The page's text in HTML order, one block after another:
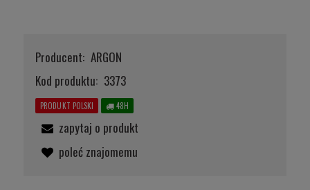
Producent: ARGON
Kod produktu: 3373
PRODUKT POLSKI 48H
zapytaj o produkt
poleć znajomemu